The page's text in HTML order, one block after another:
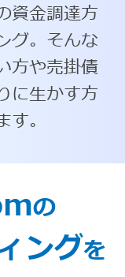
資金調達方
グ。そんな
方や売掛債
に生かす方
。
の
ングを